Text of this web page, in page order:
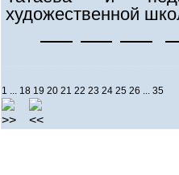
художественной
1 ... 18 19 20 21 22 23 24 25 26 ... 35